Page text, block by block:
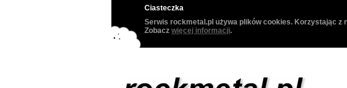
Ciasteczka
Serwis rockmetal.pl używa plików cookies. Korzystając z
Zobacz więcej informacji.